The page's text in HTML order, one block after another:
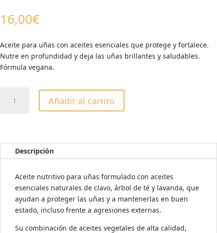
16,00€
Aceite para uñas con aceites esenciales que protege y fortalece.
Nutre en profundidad y deja las uñas brillantes y saludables.
Fórmula vegana.
antifúngica
(NAGELPFLEGEÖL
NELKENBLÜTENÖL),
cantidad
Añadir al carrito
Descripción
Aceite nutritivo para uñas formulado con aceites
esenciales naturales de clavo, árbol de té y lavanda, que
ayudan a proteger las uñas y a mantenerlas en buen
estado, incluso frente a agresiones externas.
Su combinación de aceites vegetales de alta calidad,